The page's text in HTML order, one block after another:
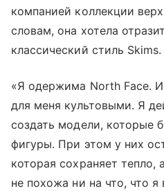
компанией коллекции
словам, она хотела
классический стиль Skims.
«Я одержима North Face.
для меня культовыми. Я
создать модели, которые
фигуры. При этом у них
которая сохраняет тепло,
не похожа ни на что, что